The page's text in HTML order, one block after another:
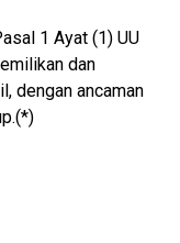
1 Ayat (1) UU
dan
dengan ancaman